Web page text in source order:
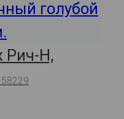
Рич-Н,
58229